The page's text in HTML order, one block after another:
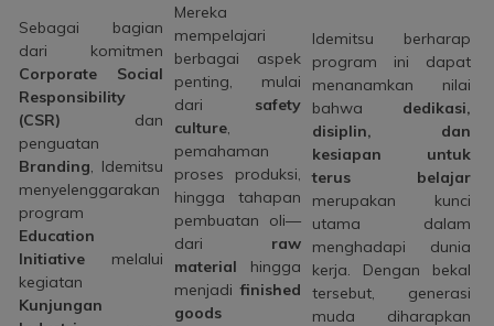
Sebagai bagian
dari komitmen
Corporate Social
Responsibility
(CSR) dan
penguatan
Branding, Idemitsu
menyelenggarakan
program
Education
Initiative melalui
kegiatan
Kunjungan
Mereka
mempelajari
berbagai aspek
penting, mulai
dari safety
culture,
pemahaman
proses produksi,
hingga tahapan
pembuatan oli—
dari raw
material hingga
menjadifinished
goods
Idemitsu berharap
program ini dapat
menanamkan nilai
bahwa dedikasi,
disiplin, dan
kesiapan untuk
terus belajar
merupakan kunci
utama dalam
menghadapi dunia
kerja. Dengan bekal
tersebut, generasi
muda diharapkan